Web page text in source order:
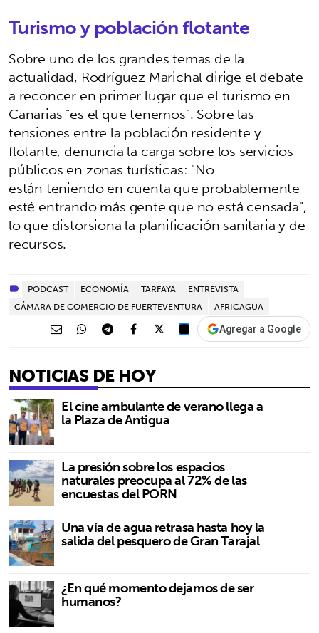
Turismo y población flotante
Sobre uno de los grandes temas de la
actualidad, Rodríguez Marichal dirige el debate
a reconcer en primer lugar que el turismo en
Canarias "es el que tenemos". Sobre las
tensiones entre la población residente y
flotante, denuncia la carga sobre los servicios
públicos en zonas turísticas: "No
están teniendo en cuenta que probablemente
esté entrando más gente que no está censada",
lo que distorsiona la planificación sanitaria y de
recursos.
PODCAST ECONOMÍA TARFAYA
ENTREVISTA
CÁMARA DE COMERCIO DE FUERTEVENTURA
AFRICAGUA
Agregar a Google
NOTICIAS DE HOY
El cine ambulante de verano llega a
la Plaza de Antigua
La presión sobre los espacios
naturales preocupa al 72% de las
encuestas del PORN
Una vía de agua retrasa hasta hoy la
salida del pesquero de Gran Tarajal
¿En qué momento dejamos de ser
humanos?